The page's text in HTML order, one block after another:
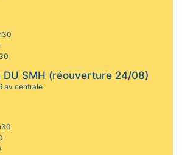
SMH (réouverture 24/08)
av centrale